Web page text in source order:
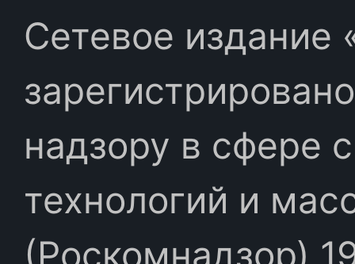
Сетевое издание
надзору в сфере
технологий и
(Роскомнадзор)